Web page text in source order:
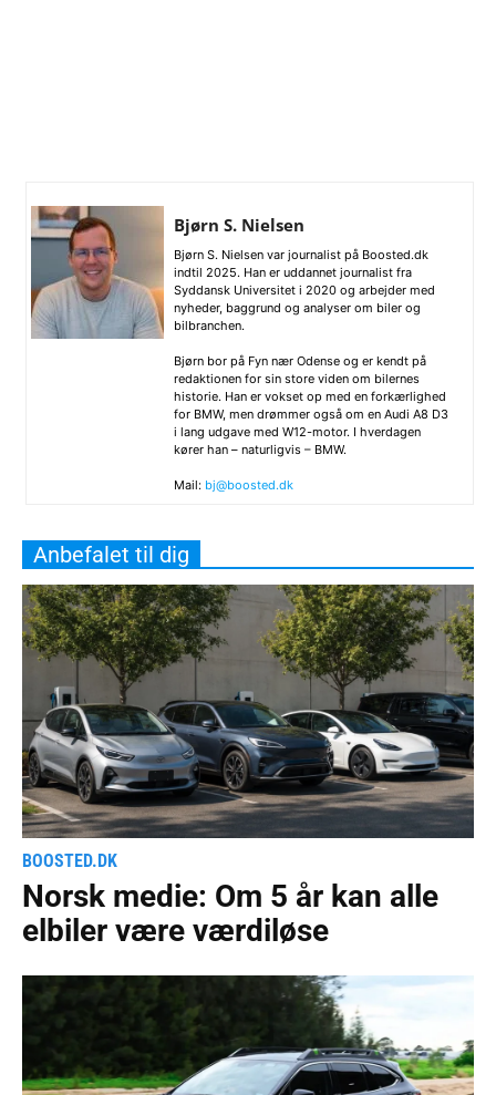
Bjørn S. Nielsen
Bjørn S. Nielsen var journalist på Boosted.dk
indtil 2025. Han er uddannet journalist fra
Syddansk Universitet i 2020 og arbejder med
nyheder, baggrund og analyser om biler og
bilbranchen.
Bjørn bor på Fyn nær Odense og er kendt på
redaktionen for sin store viden om bilernes
historie. Han er vokset op med en forkærlighed
for BMW, men drømmer også om en Audi A8 D3
i lang udgave med W12-motor. I hverdagen
kører han – naturligvis – BMW.
Mail: bj@boosted.dk